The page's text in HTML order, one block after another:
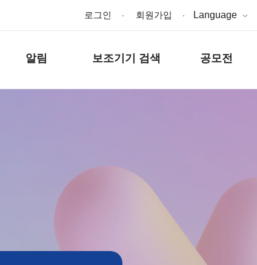
로그인 회원가입 Language
알림 보조기기 검색 공모전